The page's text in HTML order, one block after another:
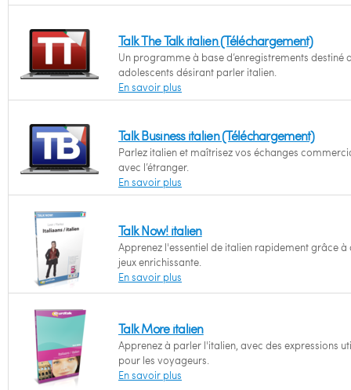
Talk The Talk italien (Téléchargement)
Un programme à base d’enregistrements destiné
adolescents désirant parler italien.
En savoir plus
Talk Business italien (Téléchargement)
Parlez italien et maîtrisez vos échanges
avec l’étranger.
En savoir plus
Talk Now! italien
Apprenez l'essentiel de italien rapidement grâce à
jeux enrichissante.
En savoir plus
Talk More italien
Apprenez à parler l'italien, avec des expressions
pour les voyageurs.
En savoir plus